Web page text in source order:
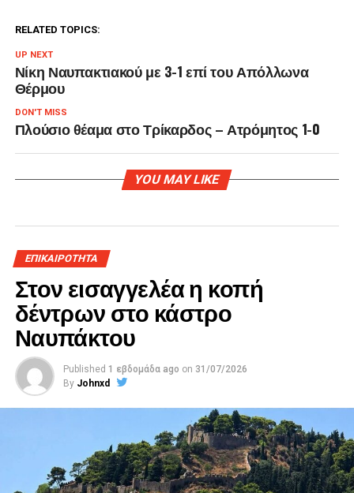
RELATED TOPICS:
UP NEXT
Νίκη Ναυπακτιακού με 3-1 επί του Απόλλωνα
Θέρμου
DON'T MISS
Πλούσιο θέαμα στο Τρίκαρδος – Ατρόμητος 1-0
YOU MAY LIKE
ΕΠΙΚΑΙΡΟΤΗΤΑ
Στον εισαγγελέα η κοπή
δέντρων στο κάστρο
Ναυπάκτου
Published 1 εβδομάδα ago on 31/07/2026
By Johnxd